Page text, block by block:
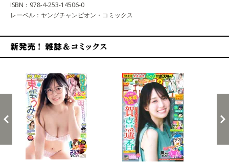
ISBN：978-4-253-14506-0
レーベル：ヤングチャンピオン・コミックス